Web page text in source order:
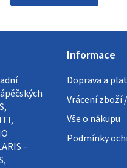
–
Informace
Doprava a
Vrácení zboží
Vše o nákupu
Podmínky